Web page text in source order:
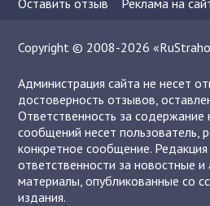
Оставить отзыв
Реклама на
Copyright © 2008-2026
Администрация сайта не несет
достоверность отзывов,
Ответственность за содержание
сообщений несет пользователь,
конкретное сообщение. Редакция
ответственности за новостные и
материалы, опубликованные со
издания.